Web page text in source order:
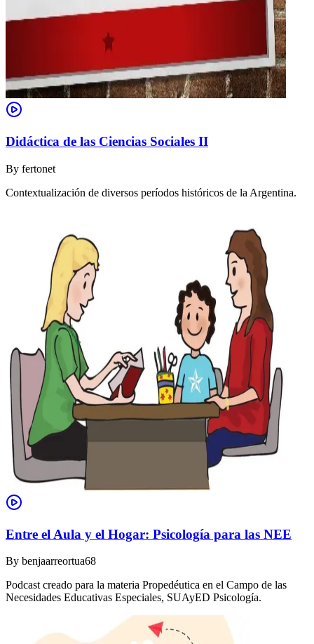
Didáctica de las Ciencias Sociales II
By fertonet
Contextualización de diversos períodos históricos de la Argentina.
Entre el Aula y el Hogar: Psicología para las NEE
By benjaarreortua68
Podcast creado para la materia Propedéutica en el Campo de las
Necesidades Educativas Especiales, SUAyED Psicología.